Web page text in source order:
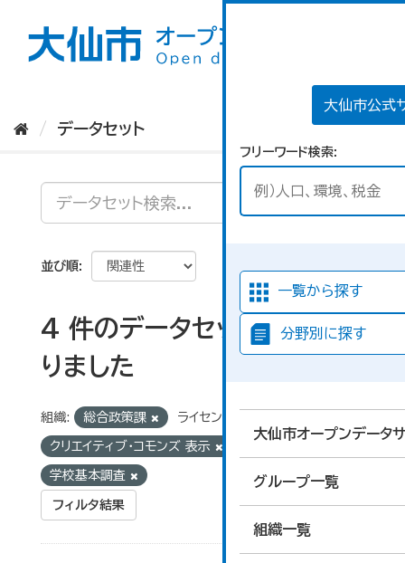
大仙市公式
フリーワード検索
一覧から探す
分野別に探す
大仙市オープンデータ
グループ一覧
組織一覧
データセット
並び順
4 件のデータセットが見つか
りました
組織: 総合政策課 ライセンス:
クリエイティブ・コモンズ 表示
学校基本調査
フィルタ結果